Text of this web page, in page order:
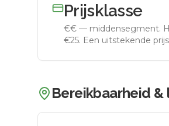
Prijsklasse
€€ — middensegment.
€25. Een uitstekende
Bereikbaarheid &